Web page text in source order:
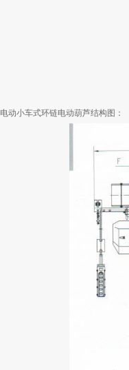
电动小车式环链电动葫芦结构图：